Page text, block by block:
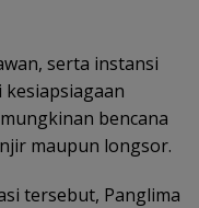
serta instansi
bencana
maupun longsor.
tersebut, Panglima